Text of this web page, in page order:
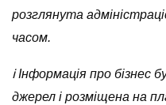
розглянута
часом.
ℹ️ Інформація про бізнес
джерел і розміщена на